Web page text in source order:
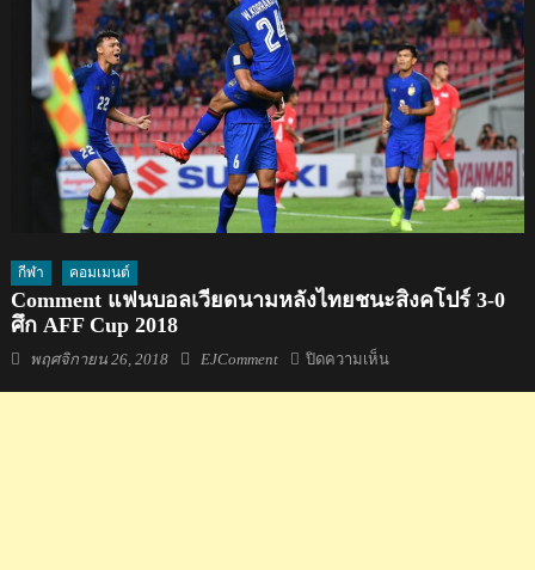
กีฬา คอมเมนต์
Comment แฟนบอลเวียดนามหลังไทยชนะสิงคโปร์ 3-0
ศึก AFF Cup 2018
Posted
พฤศจิกายน 26, 2018 Author
EJComment ปิดความเห็นบน